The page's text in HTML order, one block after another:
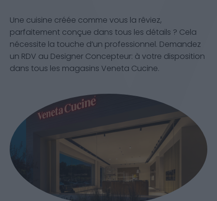
Une cuisine créée comme vous la rêviez,
parfaitement conçue dans tous les détails ? Cela
nécessite la touche d’un professionnel. Demandez
un RDV au Designer Concepteur: à votre disposition
dans tous les magasins Veneta Cucine.